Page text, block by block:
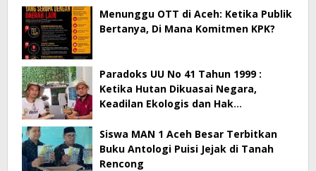
Menunggu OTT di Aceh: Ketika Publik
Bertanya, Di Mana Komitmen KPK?
Paradoks UU No 41 Tahun 1999 :
Ketika Hutan Dikuasai Negara,
Keadilan Ekologis dan Hak
Siswa MAN 1 Aceh Besar Terbitkan
Buku Antologi Puisi Jejak di Tanah
Rencong